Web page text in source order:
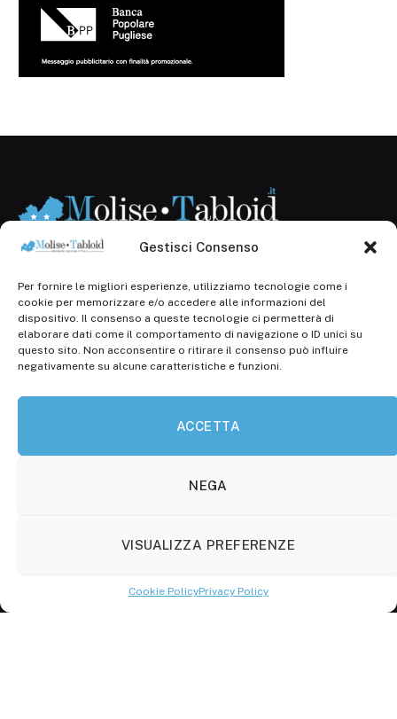
Gestisci Consenso
Per fornire le migliori esperienze, utilizziamo tecnologie come i
cookie per memorizzare e/o accedere alle informazioni del
dispositivo. Il consenso a queste tecnologie ci permetterà di
elaborare dati come il comportamento di navigazione o ID unici su
questo sito. Non acconsentire o ritirare il consenso può influire
negativamente su alcune caratteristiche e funzioni.
ACCETTA
NEGA
VISUALIZZA PREFERENZE
Cookie PolicyPrivacy Policy
Registr. presso il Tribunale di Campobasso: 3/2013 del
14.11.2013, Cron. 1254
Roc: iscrizione n° 25549 (Prot. 1138/com/15 del
30.04.2015)
P.Iva: 01707150700